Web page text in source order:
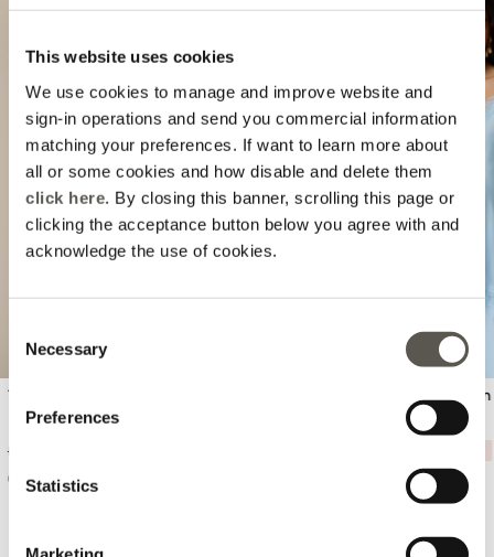
This website uses cookies
We use cookies to manage and improve website and
sign-in operations and send you commercial information
matching your preferences. If want to learn more about
all or some cookies and how disable and delete them
click here. By closing this banner, scrolling this page or
clicking the acceptance button below you agree with and
acknowledge the use of cookies.
Selection
Necessary
Preferences
Statistics
Top din tul și paiete
L 289,00
Lenjerie intimă de lux
Previous